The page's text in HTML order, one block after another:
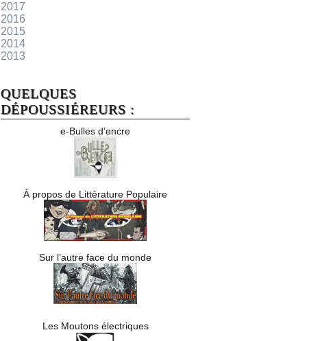
2017
2016
2015
2014
2013
QUELQUES
DÉPOUSSIÉREURS :
e-Bulles d’encre
À propos de Littérature Populaire
Sur l’autre face du monde
Les Moutons électriques